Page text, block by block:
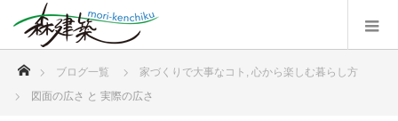
ブログ一覧 家づくりで大事なコト , 心から楽しむ暮らし方
図面の広さ と 実際の広さ